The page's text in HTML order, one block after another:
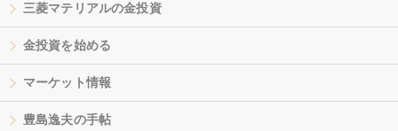
三菱マテリアルの金投資
金投資を始める
マーケット情報
豊島逸夫の手帖